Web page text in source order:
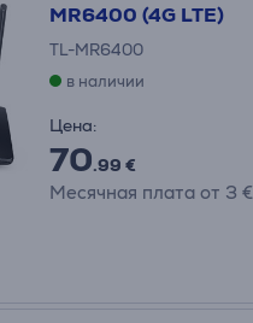
MR6400 (4G LTE)
TL-MR6400
в наличии
Цена:
70.99 €
Месячная плата от 3 €